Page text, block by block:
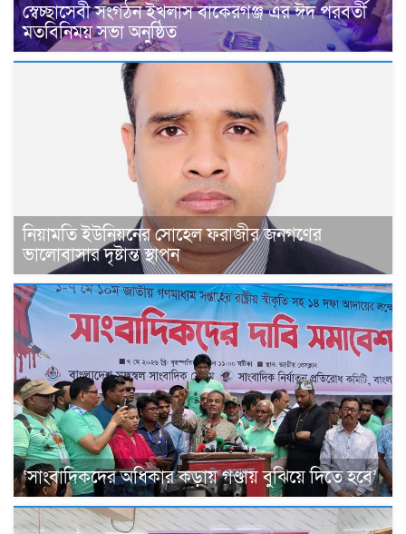
স্বেচ্ছাসেবী সংগঠন ইখলাস বাকেরগঞ্জ এর ঈদ পরবর্তী
মতবিনিময় সভা অনুষ্ঠিত
নিয়ামতি ইউনিয়নের সোহেল ফরাজীর জনগণের
ভালোবাসার দৃষ্টান্ত স্থাপন
‘সাংবাদিকদের অধিকার কড়ায় গণ্ডায় বুঝিয়ে দিতে হবে’